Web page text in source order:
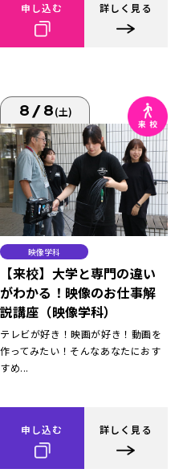
申し込む 詳しく見る
8/8(土)
映像学科
【来校】大学と専門の違い
がわかる！映像のお仕事解
説講座（映像学科）
テレビが好き！映画が好き！動画を
作ってみたい！そんなあなたにおす
すめ...
申し込む 詳しく見る